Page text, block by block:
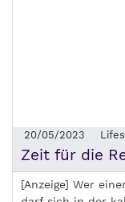
20/05/2023
Zeit für die
[Anzeige] Wer